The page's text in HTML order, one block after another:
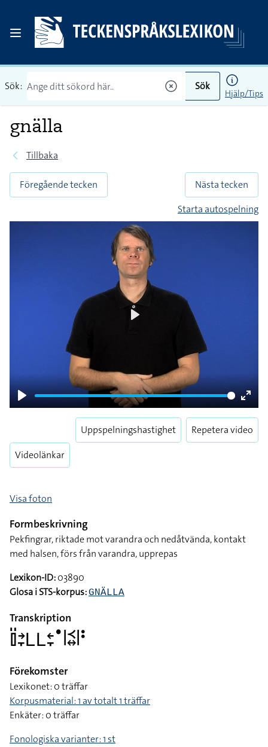
Sök: Sök
Hjälp/Tips
gnälla
Tillbaka
Föregående tecken
Nästa tecken
Starta autospelning
Play
Enter
Videolänkar
Uppspelningshastighet Repetera video
Visa foton
Formbeskrivning
Pekfingrar, riktade mot varandra och nedåtvända, kontakt
med halsen, förs från varandra, upprepas
Lexikon-ID:03890
Glosa i STS-korpus:GNÄLLA
Transkription
􌤞􌤺􌥔􌥙􌥈􌥈􌥓􌥙􌤟􌥼􌥹􌦉􌥼􌥻
Förekomster
Lexikonet: 0 träffar
Korpusmaterial: 1 av totalt 1 träffar
Enkäter: 0 träffar
Fonologiska varianter: 1 st